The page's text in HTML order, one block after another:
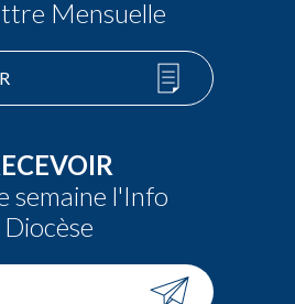
Mensuelle
semaine l'Info
Diocèse